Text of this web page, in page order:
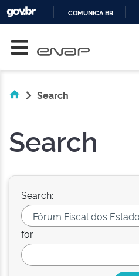
COMUNICA BR
Search
Search
Search:
for